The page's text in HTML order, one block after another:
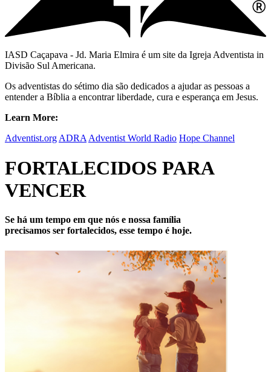
IASD Caçapava - Jd. Maria Elmira é um site da Igreja Adventista in
Divisão Sul Americana.
Os adventistas do sétimo dia são dedicados a ajudar as pessoas a
entender a Bíblia a encontrar liberdade, cura e esperança em Jesus.
Learn More:
Adventist.org ADRA Adventist World Radio Hope Channel
FORTALECIDOS PARA
VENCER
Se há um tempo em que nós e nossa família
precisamos ser fortalecidos, esse tempo é hoje.